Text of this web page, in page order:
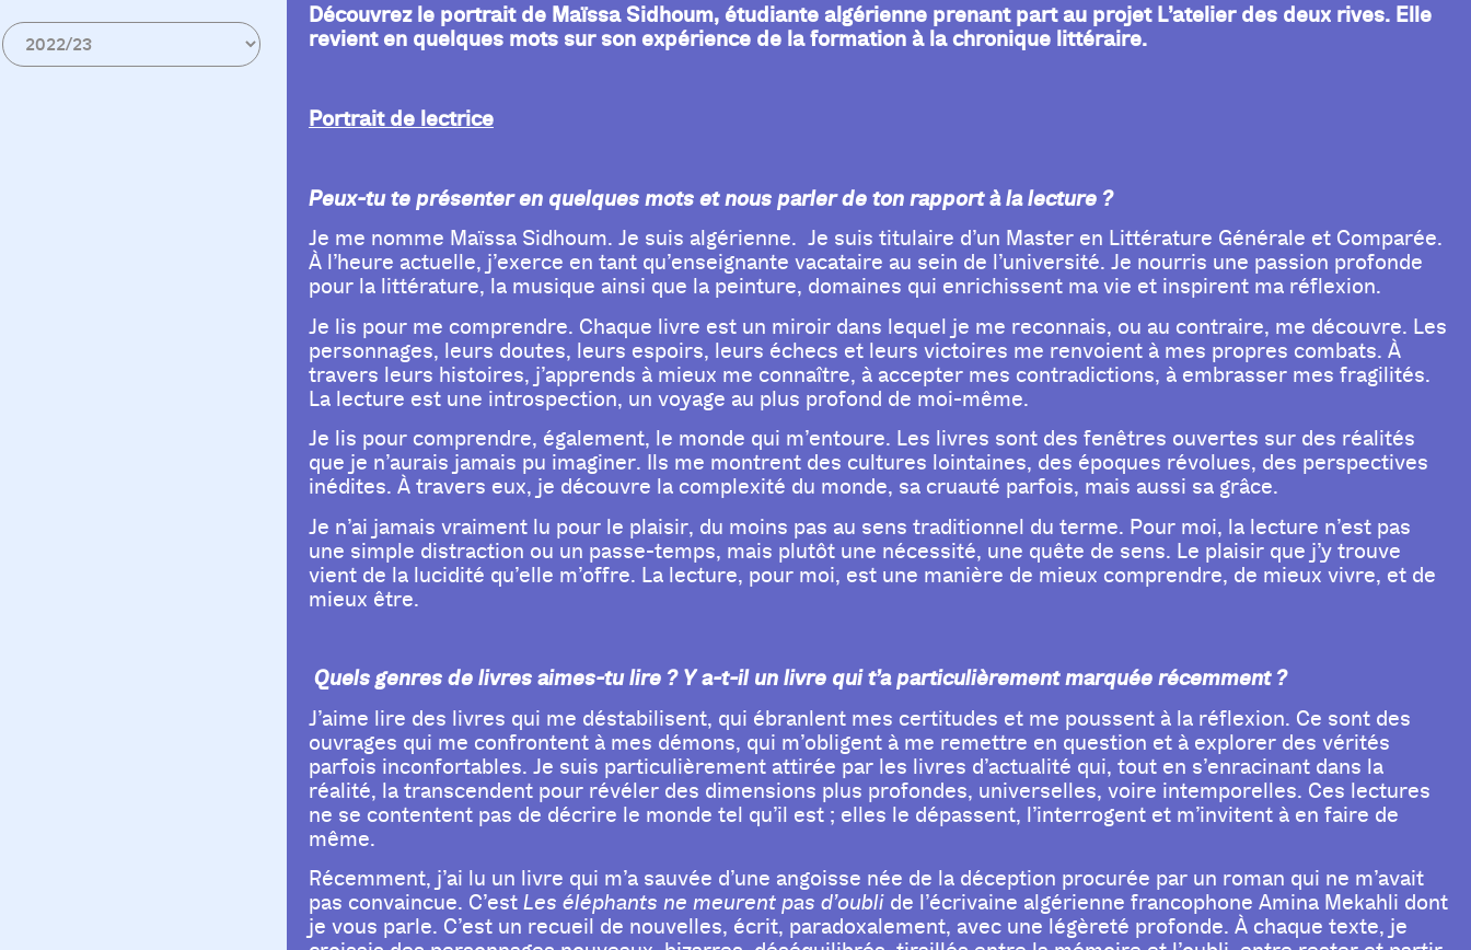
Découvrez le portrait de Maïssa Sidhoum, étudiante algérienne prenant part au projet L’atelier des deux rives. Elle
revient en quelques mots sur son expérience de la formation à la chronique littéraire.
Portrait de lectrice
Peux-tu te présenter en quelques mots et nous parler de ton rapport à la lecture ?
Je me nomme Maïssa Sidhoum. Je suis algérienne. Je suis titulaire d’un Master en Littérature Générale et Comparée.
À l’heure actuelle, j’exerce en tant qu’enseignante vacataire au sein de l’université. Je nourris une passion profonde
pour la littérature, la musique ainsi que la peinture, domaines qui enrichissent ma vie et inspirent ma réflexion.
Je lis pour me comprendre. Chaque livre est un miroir dans lequel je me reconnais, ou au contraire, me découvre. Les
personnages, leurs doutes, leurs espoirs, leurs échecs et leurs victoires me renvoient à mes propres combats. À
travers leurs histoires, j’apprends à mieux me connaître, à accepter mes contradictions, à embrasser mes fragilités.
La lecture est une introspection, un voyage au plus profond de moi-même.
Je lis pour comprendre, également, le monde qui m’entoure. Les livres sont des fenêtres ouvertes sur des réalités
que je n’aurais jamais pu imaginer. Ils me montrent des cultures lointaines, des époques révolues, des perspectives
inédites. À travers eux, je découvre la complexité du monde, sa cruauté parfois, mais aussi sa grâce.
Je n’ai jamais vraiment lu pour le plaisir, du moins pas au sens traditionnel du terme. Pour moi, la lecture n’est pas
une simple distraction ou un passe-temps, mais plutôt une nécessité, une quête de sens. Le plaisir que j’y trouve
vient de la lucidité qu’elle m’offre. La lecture, pour moi, est une manière de mieux comprendre, de mieux vivre, et de
mieux être.
Quels genres de livres aimes-tu lire ? Y a-t-il un livre qui t’a particulièrement marquée récemment ?
J’aime lire des livres qui me déstabilisent, qui ébranlent mes certitudes et me poussent à la réflexion. Ce sont des
ouvrages qui me confrontent à mes démons, qui m’obligent à me remettre en question et à explorer des vérités
parfois inconfortables. Je suis particulièrement attirée par les livres d’actualité qui, tout en s’enracinant dans la
réalité, la transcendent pour révéler des dimensions plus profondes, universelles, voire intemporelles. Ces lectures
ne se contentent pas de décrire le monde tel qu’il est ; elles le dépassent, l’interrogent et m’invitent à en faire de
même.
Récemment, j’ai lu un livre qui m’a sauvée d’une angoisse née de la déception procurée par un roman qui ne m’avait
pas convaincue. C’estLes éléphants ne meurent pas d’oubli de l’écrivaine algérienne francophone Amina Mekahli dont
je vous parle. C’est un recueil de nouvelles, écrit, paradoxalement, avec une légèreté profonde. À chaque texte, je